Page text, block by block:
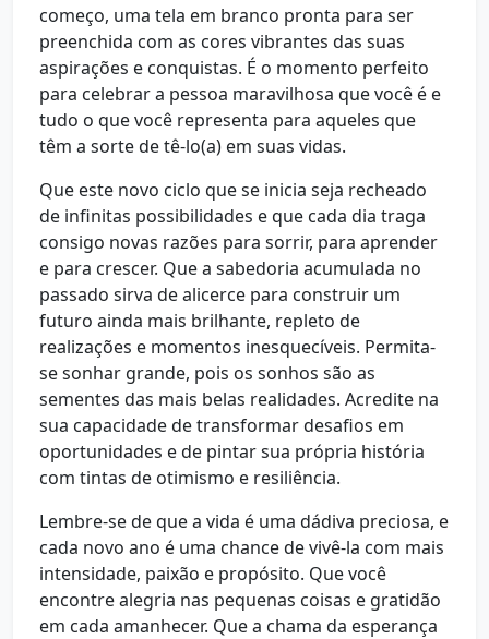
começo, uma tela em branco pronta para ser
preenchida com as cores vibrantes das suas
aspirações e conquistas. É o momento perfeito
para celebrar a pessoa maravilhosa que você é e
tudo o que você representa para aqueles que
têm a sorte de tê-lo(a) em suas vidas.
Que este novo ciclo que se inicia seja recheado
de infinitas possibilidades e que cada dia traga
consigo novas razões para sorrir, para aprender
e para crescer. Que a sabedoria acumulada no
passado sirva de alicerce para construir um
futuro ainda mais brilhante, repleto de
realizações e momentos inesquecíveis. Permita-
se sonhar grande, pois os sonhos são as
sementes das mais belas realidades. Acredite na
sua capacidade de transformar desafios em
oportunidades e de pintar sua própria história
com tintas de otimismo e resiliência.
Lembre-se de que a vida é uma dádiva preciosa, e
cada novo ano é uma chance de vivê-la com mais
intensidade, paixão e propósito. Que você
encontre alegria nas pequenas coisas e gratidão
em cada amanhecer. Que a chama da esperança